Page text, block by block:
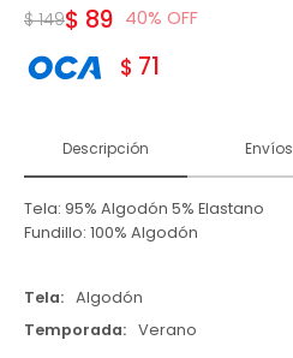
$ 89
$ 149 40
$ 71
Descripción Envíos
Tela: 95% Algodón 5% Elastano
Fundillo: 100% Algodón
Tela
Algodón
Temporada
Verano